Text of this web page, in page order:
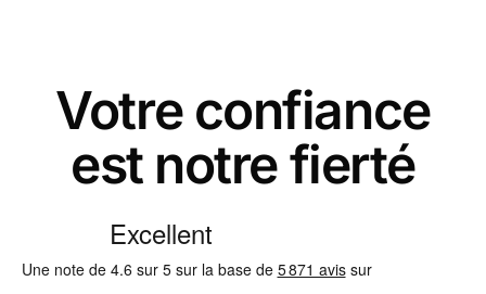
Votre confiance
est notre fierté